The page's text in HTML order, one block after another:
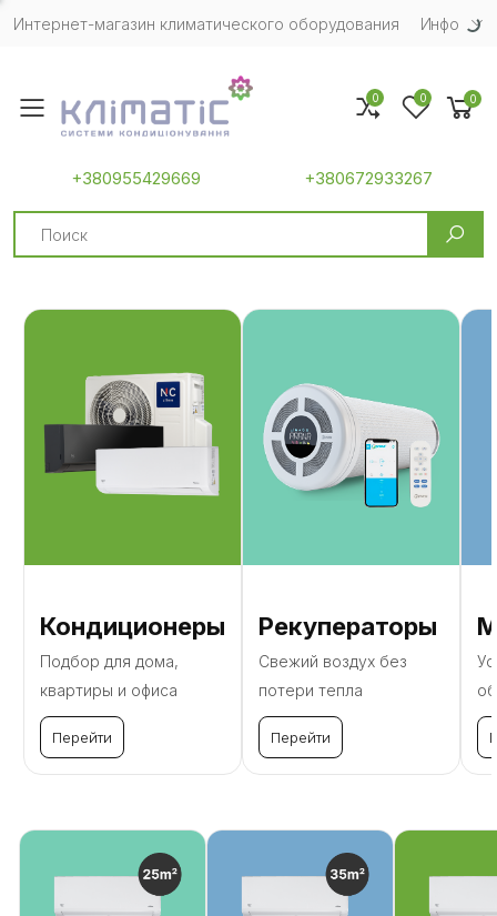
Интернет-магазин климатического оборудования Инфо
Toggle mobile menu
+380955429669 +380672933267
Search
0 0 0
Кондиционеры
Подбор для дома,
квартиры и офиса
Перейти
Рекуператоры
Свежий воздух без
потери тепла
Перейти